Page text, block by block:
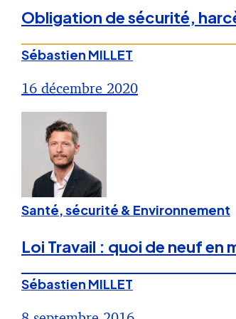
Obligation de sécurité,
Sébastien MILLET
16 décembre 2020
Santé, sécurité & Environnement
Loi Travail : quoi de neuf en
Sébastien MILLET